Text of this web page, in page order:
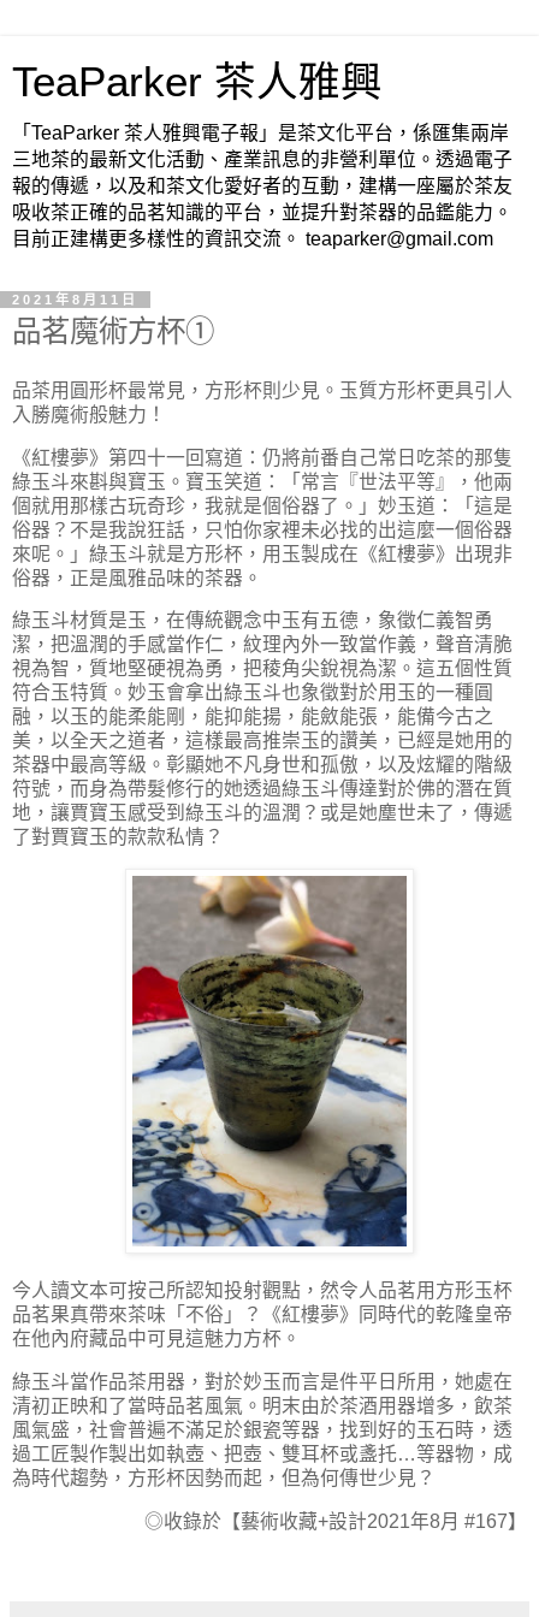
TeaParker 茶人雅興
「TeaParker 茶人雅興電子報」是茶文化平台，係匯集兩岸
三地茶的最新文化活動、產業訊息的非營利單位。透過電子
報的傳遞，以及和茶文化愛好者的互動，建構一座屬於茶友
吸收茶正確的品茗知識的平台，並提升對茶器的品鑑能力。
目前正建構更多樣性的資訊交流。 teaparker@gmail.com
2021年8月11日
品茗魔術方杯①
品茶用圓形杯最常見，方形杯則少見。玉質方形杯更具引人
入勝魔術般魅力！
《紅樓夢》第四十一回寫道： 仍將前番自己常日吃茶的那隻
綠玉斗來斟與寶玉。寶玉笑道：「常言『世法平等』，他兩
個就用那樣古玩奇珍，我就是個俗器了。」妙玉道：「這是
俗器？不是我說狂話，只怕你家裡未必找的出這麼一個俗器
來呢。」 綠玉斗就是方形杯，用玉製成在《紅樓夢》出現非
俗器，正是風雅品味的茶器。
綠玉斗材質是玉，在傳統觀念中玉有五德，象徵仁義智勇
潔，把溫潤的手感當作仁，紋理內外一致當作義，聲音清脆
視為智，質地堅硬視為勇，把稜角尖銳視為潔。這五個性質
符合玉特質。妙玉會拿出綠玉斗也象徵對於用玉的一種圓
融，以玉的能柔能剛，能抑能揚，能斂能張，能備今古之
美，以全天之道者，這樣最高推崇玉的讚美，已經是她用的
茶器中最高等級。彰顯她不凡身世和孤傲，以及炫耀的階級
符號，而身為帶髮修行的她透過綠玉斗傳達對於佛的潛在質
地，讓賈寶玉感受到綠玉斗的溫潤？或是她塵世未了，傳遞
了對賈寶玉的款款私情？
今人讀文本可按己所認知投射觀點，然令人品茗用方形玉杯
品茗果真帶來茶味「不俗」？《紅樓夢》同時代的乾隆皇帝
在他內府藏品中可見這魅力方杯。
綠玉斗當作品茶用器，對於妙玉而言是件平日所用，她處在
清初正映和了當時品茗風氣。明末由於茶酒用器增多，飲茶
風氣盛，社會普遍不滿足於銀瓷等器，找到好的玉石時，透
過工匠製作製出如執壺、把壺、雙耳杯或盞托…等器物，成
為時代趨勢，方形杯因勢而起，但為何傳世少見？
◎收錄於【藝術收藏+設計2021年8月 #167】